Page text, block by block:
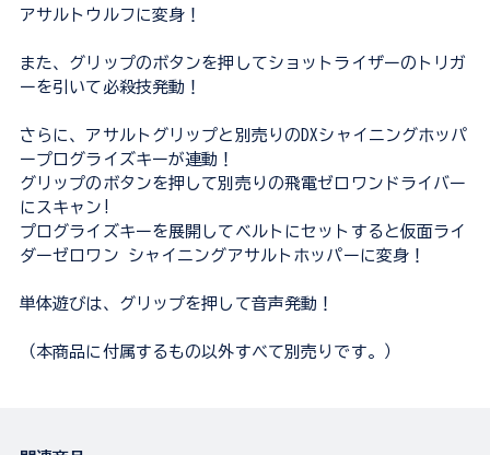
アサルトウルフに変身！
また、グリップのボタンを押してショットライザーのトリガ
ーを引いて必殺技発動！
さらに、アサルトグリップと別売りのDXシャイニングホッパ
ープログライズキーが連動！
グリップのボタンを押して別売りの飛電ゼロワンドライバー
にスキャン!
プログライズキーを展開してベルトにセットすると仮面ライ
ダーゼロワン シャイニングアサルトホッパーに変身！
単体遊びは、グリップを押して音声発動！
（本商品に付属するもの以外すべて別売りです。）